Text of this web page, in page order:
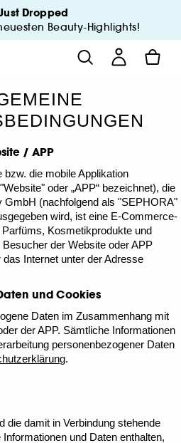
Dropped
Beauty-Highlights!
/ APP
die mobile Applikation
oder „APP“ bezeichnet), die
(nachfolgend als "SEPHORA"
wird, ist eine E-Commerce-
Kosmetikprodukte und
der Website oder APP
Internet unter der Adresse
und Cookies
Daten im Zusammenhang mit
der APP. Sämtliche Informationen
personenbezogener Daten
.
die damit in Verbindung stehende
und Daten enthalten,